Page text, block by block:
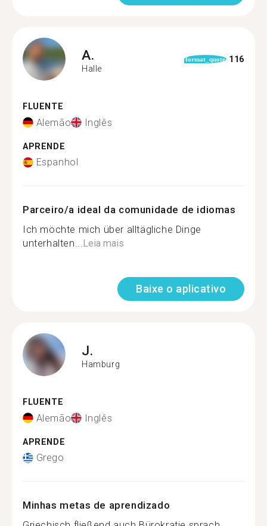
A.
Halle
format_quote 116
FLUENTE
Alemão Inglês
APRENDE
Espanhol
Parceiro/a ideal da comunidade de idiomas
Ich möchte mich über alltägliche Dinge
unterhalten...Leia mais
Baixe o aplicativo
J.
Hamburg
FLUENTE
Alemão Inglês
APRENDE
Grego
Minhas metas de aprendizado